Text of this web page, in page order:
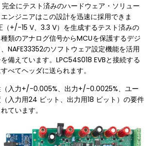
全にテスト済みのハードウェア・ソリュー
ンジニアはこの設計を迅速に採用できま
（+/-15 V、3.3 V）を生成するテスト済みの
類のアナログ信号からMCUを保護するデジ
NAFE33352のソフトウェア設定機能を活用
備えています。LPC54S018 EVBと接続する
べてヘッダに送られます。
（入力+/-0.005%、出力+/-0.0025%、ユー
入力用24 ビット、出力用18 ビット）の要件
ています。